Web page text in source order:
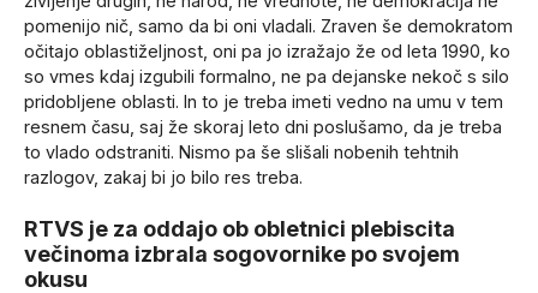
pomenijo nič, samo da bi oni vladali. Zraven še demokratom
očitajo oblastiželjnost, oni pa jo izražajo že od leta 1990, ko
so vmes kdaj izgubili formalno, ne pa dejanske nekoč s silo
pridobljene oblasti. In to je treba imeti vedno na umu v tem
resnem času, saj že skoraj leto dni poslušamo, da je treba
to vlado odstraniti. Nismo pa še slišali nobenih tehtnih
razlogov, zakaj bi jo bilo res treba.
RTVS je za oddajo ob obletnici plebiscita
večinoma izbrala sogovornike po svojem
okusu